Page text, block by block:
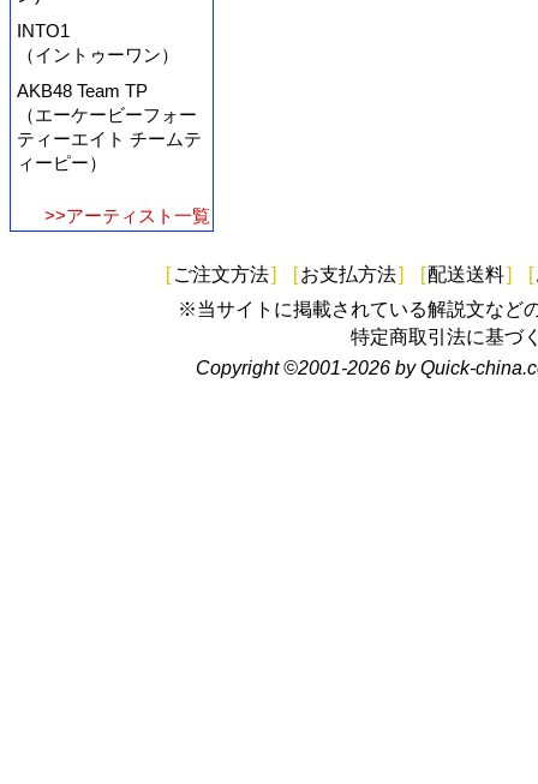
INTO1
（イントゥーワン）
AKB48 Team TP
（エーケービーフォー
ティーエイト チームテ
ィーピー）
>>アーティスト一覧
[ ご注文方法] [お支払方法] [配送送料] [
※当サイトに掲載されている解説文など
特定商取引法に基づ
Copyright ©2001-2026 by Quick-